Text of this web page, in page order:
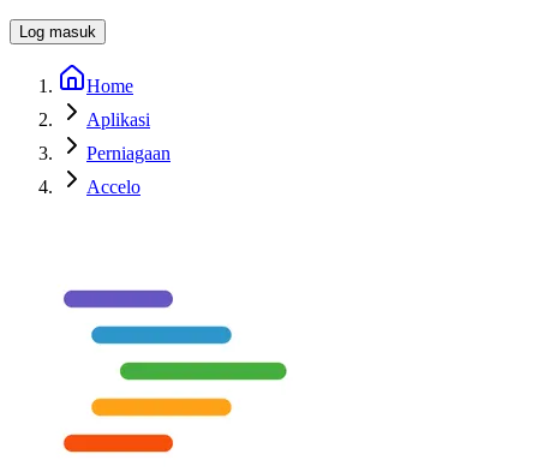
Log masuk
Home
Aplikasi
Perniagaan
Accelo